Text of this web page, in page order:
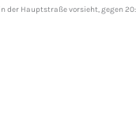
Hauptstraße vorsieht, gegen